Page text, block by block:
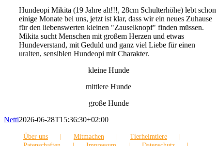
Hundeopi Mikita (19 Jahre alt!!!, 28cm Schulterhöhe) lebt schon
einige Monate bei uns, jetzt ist klar, dass wir ein neues Zuhause
für den liebenswerten kleinen "Zauselknopf" finden müssen.
Mikita sucht Menschen mit großem Herzen und etwas
Hundeverstand, mit Geduld und ganz viel Liebe für einen
uralten, sensiblen Hundeopi mit Charakter.
kleine Hunde
mittlere Hunde
große Hunde
Netti2026-06-28T15:36:30+02:00
Über uns Mitmachen
Tierheimtiere